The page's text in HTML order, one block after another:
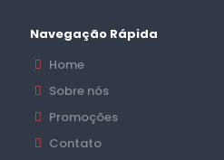
Navegação Rápida
Home
Sobre nós
Promoções
Contato